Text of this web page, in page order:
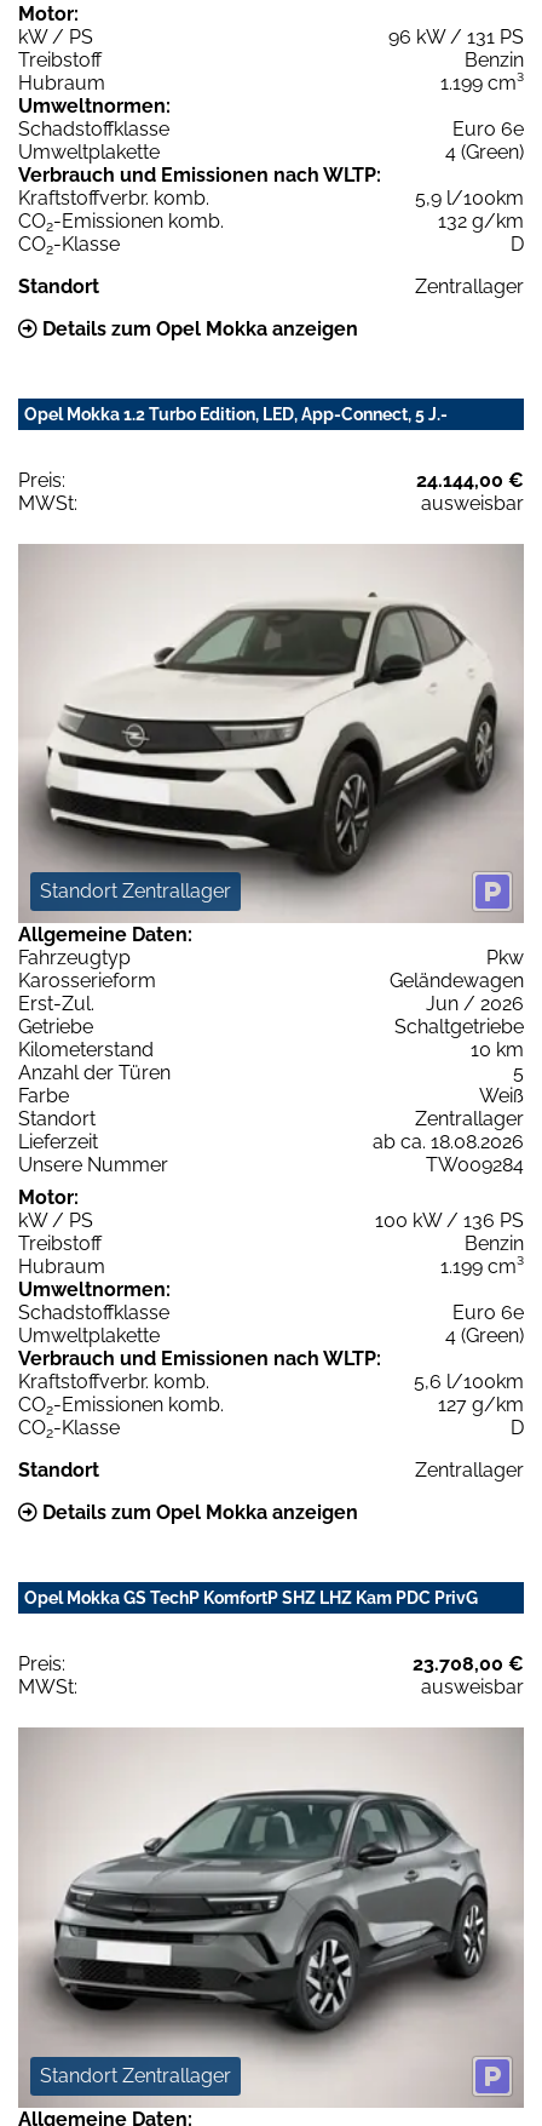
Motor:
kW / PS
96 kW / 131 PS
Treibstoff
Benzin
Hubraum
1.199 cm³
Umweltnormen:
Schadstoffklasse
Euro 6e
Umweltplakette
4 (Green)
Verbrauch und Emissionen nach WLTP:
Kraftstoffverbr. komb.
5,9 l/100km
CO2-Emissionen komb.
132 g/km
CO2-Klasse
D
Standort
Zentrallager
Details zum Opel Mokka anzeigen
Opel Mokka 1.2 Turbo Edition, LED, App-Connect, 5 J.-
Preis:
24.144,00 €
MWSt:
ausweisbar
Standort Zentrallager
Allgemeine Daten:
Fahrzeugtyp
Pkw
Karosserieform
Geländewagen
Erst-Zul.
Jun / 2026
Getriebe
Schaltgetriebe
Kilometerstand
10 km
Anzahl der Türen
5
Farbe
Weiß
Standort
Zentrallager
Lieferzeit
ab ca. 18.08.2026
Unsere Nummer
TW009284
Motor:
kW / PS
100 kW / 136 PS
Treibstoff
Benzin
Hubraum
1.199 cm³
Umweltnormen:
Schadstoffklasse
Euro 6e
Umweltplakette
4 (Green)
Verbrauch und Emissionen nach WLTP:
Kraftstoffverbr. komb.
5,6 l/100km
CO2-Emissionen komb.
127 g/km
CO2-Klasse
D
Standort
Zentrallager
Details zum Opel Mokka anzeigen
Opel Mokka GS TechP KomfortP SHZ LHZ Kam PDC PrivG
Preis:
23.708,00 €
MWSt:
ausweisbar
Standort Zentrallager
Allgemeine Daten: